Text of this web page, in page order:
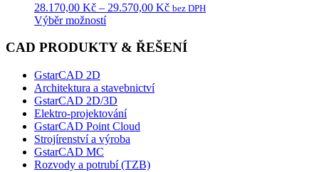
28.170,00 Kč – 29.570,00 Kč bez DPH
Výběr možností
CAD PRODUKTY & ŘEŠENÍ
GstarCAD 2D
Architektura a stavebnictví
GstarCAD 2D/3D
Elektro-projektování
GstarCAD Point Cloud
Strojírenství a výroba
GstarCAD MC
Rozvody a potrubí (TZB)